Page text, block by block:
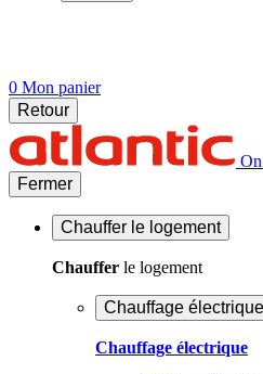
0 Mon panier
Retour
Fermer
Chauffer le logement
Chauffer le logement
Chauffage électrique
Chauffage électrique